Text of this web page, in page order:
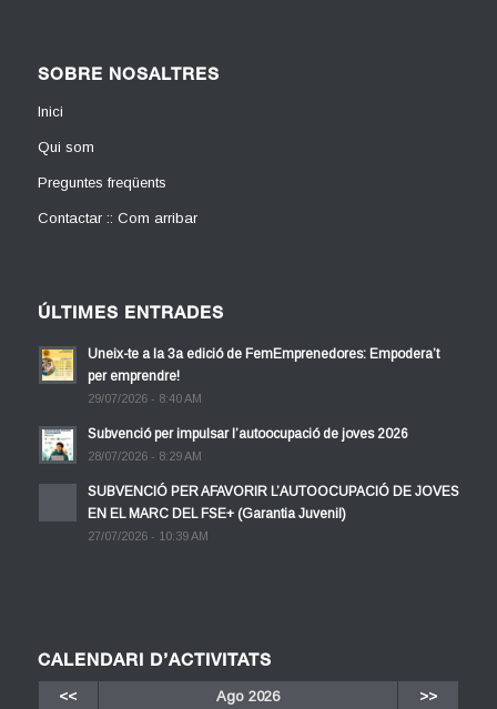
SOBRE NOSALTRES
Inici
Qui som
Preguntes freqüents
Contactar :: Com arribar
ÚLTIMES ENTRADES
Uneix-te a la 3a edició de FemEmprenedores: Empodera’t
per emprendre!
29/07/2026 - 8:40 AM
Subvenció per impulsar l’autoocupació de joves 2026
28/07/2026 - 8:29 AM
SUBVENCIÓ PER AFAVORIR L’AUTOOCUPACIÓ DE JOVES
EN EL MARC DEL FSE+ (Garantia Juvenil)
27/07/2026 - 10:39 AM
CALENDARI D’ACTIVITATS
<< Ago 2026
>>